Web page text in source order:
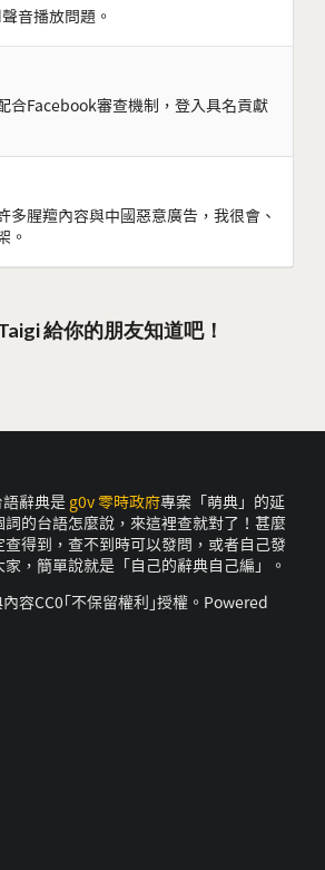
音播放問題。
合Facebook審查機制，登入具名貢獻
多腥羶內容與中國惡意廣告，我很會、
。
給你的朋友知道吧！
辭典是 g0v 零時政府專案「萌典」的延
的台語怎麼說，來這裡查就對了！甚麼
得到，查不到時可以發問，或者自己發
，簡單說就是「自己的辭典自己編」。
容CC0｢不保留權利｣授權。Powered